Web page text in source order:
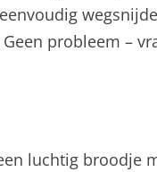
probleem –
luchtig broodje